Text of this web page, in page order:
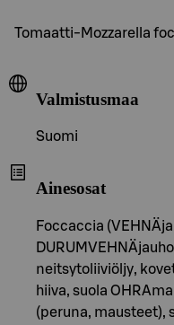
Tomaatti-Mozzarella
Valmistusmaa
Suomi
Ainesosat
Foccaccia
neitsytoliiviöljy,
hiiva, suola
(peruna, mausteet),